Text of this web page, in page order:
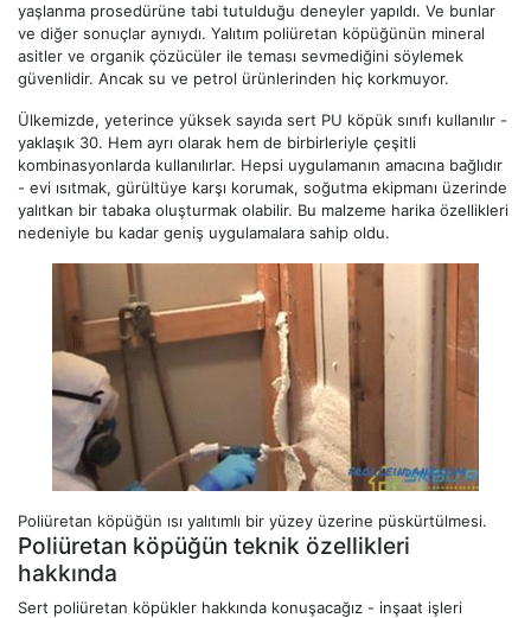
yaşlanma prosedürüne tabi tutulduğu deneyler yapıldı. Ve bunlar
ve diğer sonuçlar aynıydı. Yalıtım poliüretan köpüğünün mineral
asitler ve organik çözücüler ile teması sevmediğini söylemek
güvenlidir. Ancak su ve petrol ürünlerinden hiç korkmuyor.
Ülkemizde, yeterince yüksek sayıda sert PU köpük sınıfı kullanılır -
yaklaşık 30. Hem ayrı olarak hem de birbirleriyle çeşitli
kombinasyonlarda kullanılırlar. Hepsi uygulamanın amacına bağlıdır
- evi ısıtmak, gürültüye karşı korumak, soğutma ekipmanı üzerinde
yalıtkan bir tabaka oluşturmak olabilir. Bu malzeme harika özellikleri
nedeniyle bu kadar geniş uygulamalara sahip oldu.
Poliüretan köpüğün ısı yalıtımlı bir yüzey üzerine püskürtülmesi.
Poliüretan köpüğün teknik özellikleri
hakkında
Sert poliüretan köpükler hakkında konuşacağız - inşaat işleri